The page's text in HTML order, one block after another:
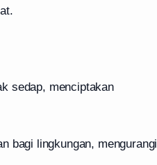
sedap, menciptakan
bagi lingkungan, mengurangi